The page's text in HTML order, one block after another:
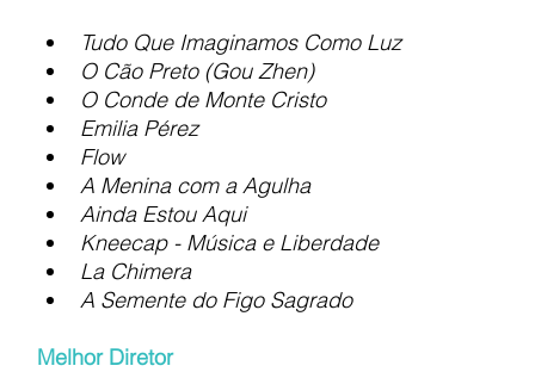
Tudo Que Imaginamos Como Luz
O Cão Preto (Gou Zhen)
O Conde de Monte Cristo
Emilia Pérez
Flow
A Menina com a Agulha
Ainda Estou Aqui
Kneecap - Música e Liberdade
La Chimera
A Semente do Figo Sagrado
Melhor Diretor